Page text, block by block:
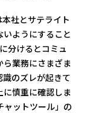
社とサテライト
ようにすること
分けるとコミュ
業務にさまざま
のズレが起きて
慎重に確認しま
ャットツール」の